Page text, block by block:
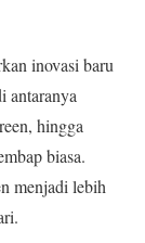
inovasi baru
antaranya
hingga
biasa.
menjadi lebih